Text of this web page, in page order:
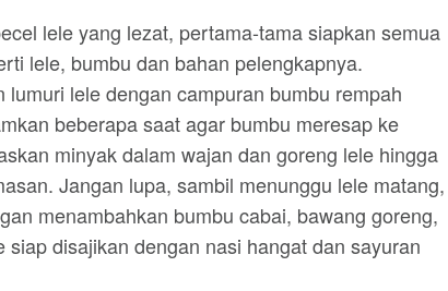
lele yang lezat, pertama-tama siapkan semua
lele, bumbu dan bahan pelengkapnya.
lumuri lele dengan campuran bumbu rempah
beberapa saat agar bumbu meresap ke
minyak dalam wajan dan goreng lele hingga
Jangan lupa, sambil menunggu lele matang,
menambahkan bumbu cabai, bawang goreng,
disajikan dengan nasi hangat dan sayuran